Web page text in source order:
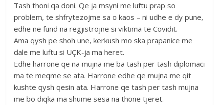
Tash thoni qa doni. Qe ja msyni me luftu prap so
problem, te shfrytezojme sa o kaos – ni udhe e dy pune,
edhe ne fund na regjistrojne si viktima te Covidit.
Ama qysh pe shoh une, kerkush mo ska prapanice me
dale me luftu si UÇK-ja ma heret.
Edhe harrone qe na mujna me ba tash per tash diplomaci
ma te meqme se ata. Harrone edhe qe mujna me qit
kushte qysh qesin ata. Harrone qe tash per tash mujna
me bo diqka ma shume sesa na thone tjeret.